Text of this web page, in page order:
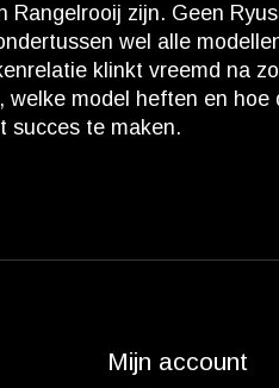
Rangelrooij zijn. Geen
wel alle
klinkt vreemd na
model heften en
succes te maken.
Mijn account